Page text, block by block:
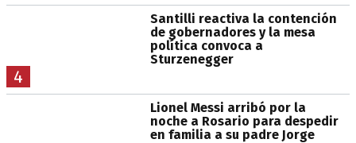
4
Santilli reactiva la contención
de gobernadores y la mesa
política convoca a
Sturzenegger
Lionel Messi arribó por la
noche a Rosario para despedir
en familia a su padre Jorge